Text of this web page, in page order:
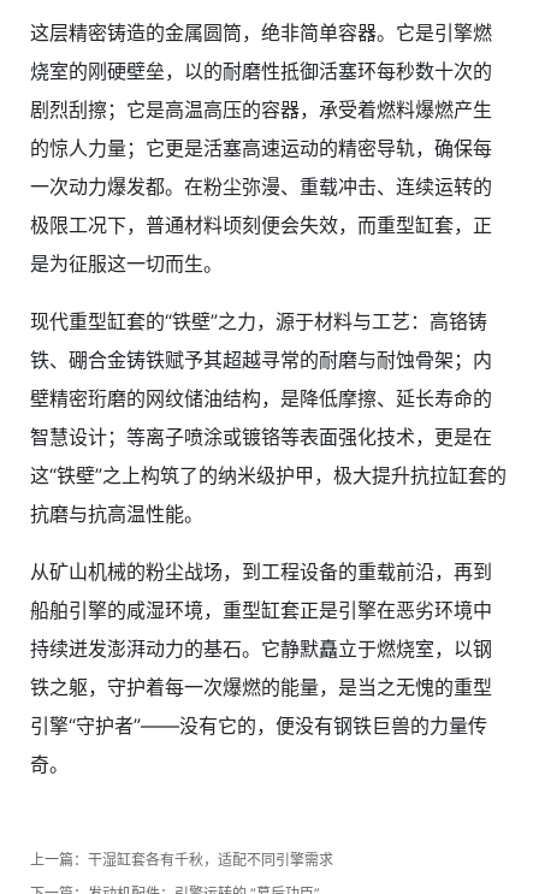
这层精密铸造的金属圆筒，绝非简单容器。它是引擎燃
烧室的刚硬壁垒，以的耐磨性抵御活塞环每秒数十次的
剧烈刮擦；它是高温高压的容器，承受着燃料爆燃产生
的惊人力量；它更是活塞高速运动的精密导轨，确保每
一次动力爆发都。在粉尘弥漫、重载冲击、连续运转的
极限工况下，普通材料顷刻便会失效，而重型缸套，正
是为征服这一切而生。
现代重型缸套的“铁壁”之力，源于材料与工艺：高铬铸
铁、硼合金铸铁赋予其超越寻常的耐磨与耐蚀骨架；内
壁精密珩磨的网纹储油结构，是降低摩擦、延长寿命的
智慧设计；等离子喷涂或镀铬等表面强化技术，更是在
这“铁壁”之上构筑了的纳米级护甲，极大提升抗拉缸套的
抗磨与抗高温性能。
从矿山机械的粉尘战场，到工程设备的重载前沿，再到
船舶引擎的咸湿环境，重型缸套正是引擎在恶劣环境中
持续迸发澎湃动力的基石。它静默矗立于燃烧室，以钢
铁之躯，守护着每一次爆燃的能量，是当之无愧的重型
引擎“守护者”——没有它的，便没有钢铁巨兽的力量传
奇。
上一篇： 干湿缸套各有千秋，适配不同引擎需求